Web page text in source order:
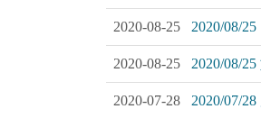
2020-08-25 2020/08/
2020-08-25 2020/08/
2020-07-28 2020/07/